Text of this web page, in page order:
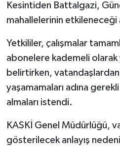
Kesintiden Battalgazi,
mahallelerinin etkileneceği
Yetkililer, çalışmalar
abonelere kademeli
belirtirken,
yaşamamaları adına
almaları istendi.
KASKİ Genel Müdürlüğü,
gösterilecek anlayış
KİM KİMDİR
KİTAP
HEDEF2020